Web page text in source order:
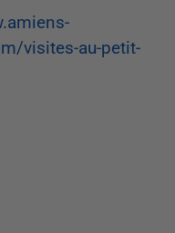
visites-au-petit-